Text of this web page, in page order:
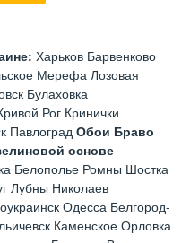
Харьков Барвенково
Мерефа Лозовая
Булаховка
Рог Кринички
Павлоград Обои Браво
основе
Белополье Ромны Шостка
Лубны Николаев
Одесса Белгород-
Каменское Орловка